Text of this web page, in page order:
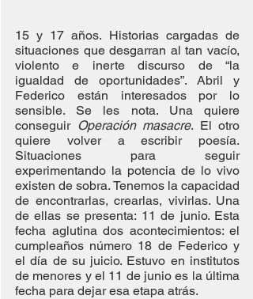
15 y 17 años. Historias cargadas de
situaciones que desgarran al tan vacío,
violento e inerte discurso de “la
igualdad de oportunidades”. Abril y
Federico están interesados por lo
sensible. Se les nota. Una quiere
conseguir Operación masacre. El otro
quiere volver a escribir poesía.
Situaciones para seguir
experimentando la potencia de lo vivo
existen de sobra. Tenemos la capacidad
de encontrarlas, crearlas, vivirlas. Una
de ellas se presenta: 11 de junio. Esta
fecha aglutina dos acontecimientos: el
cumpleaños número 18 de Federico y
el día de su juicio. Estuvo en institutos
de menores y el 11 de junio es la última
fecha para dejar esa etapa atrás.